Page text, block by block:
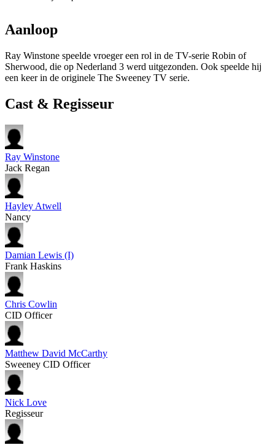
Aanloop
Ray Winstone speelde vroeger een rol in de TV-serie Robin of
Sherwood, die op Nederland 3 werd uitgezonden. Ook speelde hij
een keer in de originele The Sweeney TV serie.
Cast & Regisseur
Ray Winstone
Jack Regan
Hayley Atwell
Nancy
Damian Lewis (I)
Frank Haskins
Chris Cowlin
CID Officer
Matthew David McCarthy
Sweeney CID Officer
Nick Love
Regisseur